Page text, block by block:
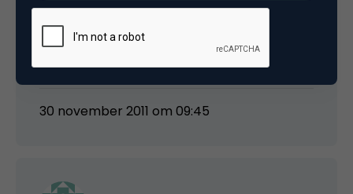
aan ctr en eventuele likes & dislikes wordt
30 november 2011 om 09:45